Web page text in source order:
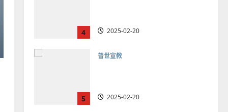
4 2025-02-20
5
普世宣教
2025-02-20